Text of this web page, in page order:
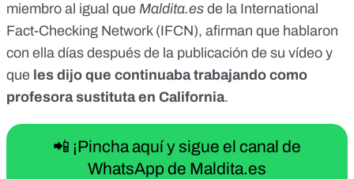
miembro al igual que Maldita.es de la International
Fact-Checking Network (IFCN), afirman que hablaron
con ella días después de la publicación de su vídeo y
que les dijo que continuaba trabajando como
profesora sustituta en California.
📲 ¡Pincha aquí y sigue el canal de
WhatsApp de Maldita.es